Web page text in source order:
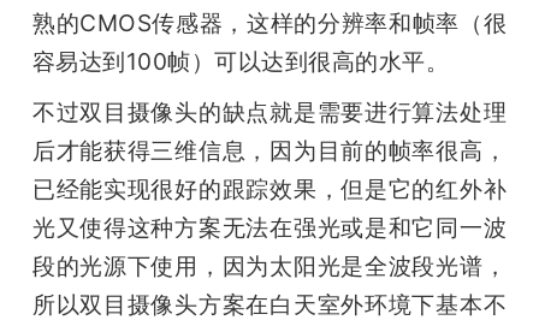
熟的CMOS传感器，这样的分辨率和帧率（很
容易达到100帧）可以达到很高的水平。
不过双目摄像头的缺点就是需要进行算法处理
后才能获得三维信息，因为目前的帧率很高，
已经能实现很好的跟踪效果，但是它的红外补
光又使得这种方案无法在强光或是和它同一波
段的光源下使用，因为太阳光是全波段光谱，
所以双目摄像头方案在白天室外环境下基本不